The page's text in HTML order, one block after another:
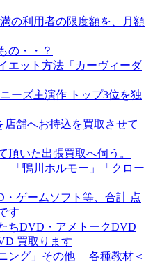
の利用者の限度額を、月額
の・・？
エット方法「カーヴィーダ
ーズ主演作 トップ3位を独
店舗へお持込を買取させて
頂いた出張買取へ伺う。
「鴨川ホルモー」「クロー
ゲームソフト等、合計 点
す
ちDVD・アメトークDVD
買取ります
ング」その他 各種教材＜